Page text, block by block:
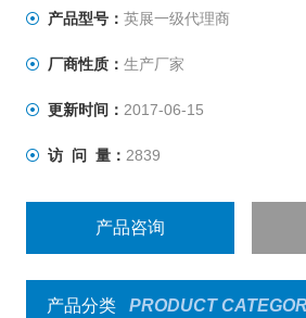
具有15段滤波稳定范围设定之功能
具有设计良好之运送保护功能。
具有双色之LED充电指示，可清楚标示
产品型号： 英展一级代理商
厂商性质： 生产厂家
更新时间： 2017-06-15
访 问 量： 2839
产品咨询
产品分类 PRODUCT